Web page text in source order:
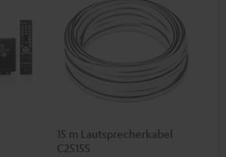
15 m Lautsprecherkabel
C2515S